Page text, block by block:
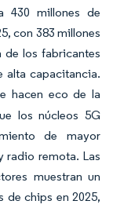
430 millones de
con 383 millones
de los fabricantes
alta capacitancia.
hacen eco de la
los núcleos 5G
de mayor
radio remota. Las
muestran un
de chips en 2025,